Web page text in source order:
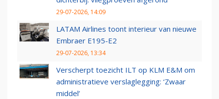
29-07-2026, 14:09
LATAM Airlines toont interieur van nieuwe
Embraer E195-E2
29-07-2026, 13:34
Verscherpt toezicht ILT op KLM E&M om
administratieve verslaglegging: ‘Zwaar
middel’